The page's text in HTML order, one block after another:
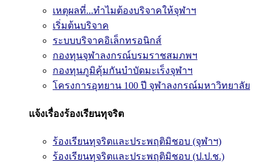
เหตุผลที่...ทำไมต้องบริจาคให้จุฬาฯ
เริ่มต้นบริจาค
ระบบบริจาคอิเล็กทรอนิกส์
กองทุนจุฬาลงกรณ์บรมราชสมภพฯ
กองทุนภูมิคุ้มกันบำบัดมะเร็งจุฬาฯ
โครงการอุทยาน 100 ปี จุฬาลงกรณ์มหาวิทยาลัย
แจ้งเรื่องร้องเรียนทุจริต
ร้องเรียนทุจริตและประพฤติมิชอบ (จุฬาฯ)
ร้องเรียนทุจริตและประพฤติมิชอบ (ป.ป.ช.)